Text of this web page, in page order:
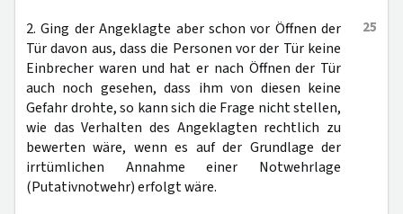
25
2. Ging der Angeklagte aber schon vor Öffnen der
Tür davon aus, dass die Personen vor der Tür keine
Einbrecher waren und hat er nach Öffnen der Tür
auch noch gesehen, dass ihm von diesen keine
Gefahr drohte, so kann sich die Frage nicht stellen,
wie das Verhalten des Angeklagten rechtlich zu
bewerten wäre, wenn es auf der Grundlage der
irrtümlichen Annahme einer Notwehrlage
(Putativnotwehr) erfolgt wäre.